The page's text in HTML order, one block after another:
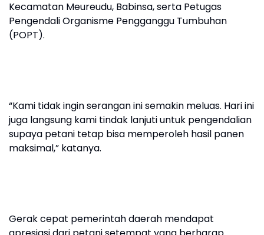
Kecamatan Meureudu, Babinsa, serta Petugas
Pengendali Organisme Pengganggu Tumbuhan
(POPT).
“Kami tidak ingin serangan ini semakin meluas. Hari ini
juga langsung kami tindak lanjuti untuk pengendalian
supaya petani tetap bisa memperoleh hasil panen
maksimal,” katanya.
Gerak cepat pemerintah daerah mendapat